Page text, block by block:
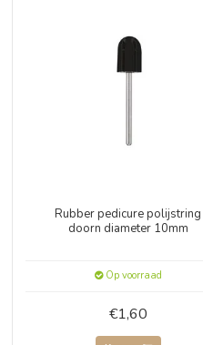
Rubber pedicure polijstring
doorn diameter 10mm
Op voorraad
€1,60